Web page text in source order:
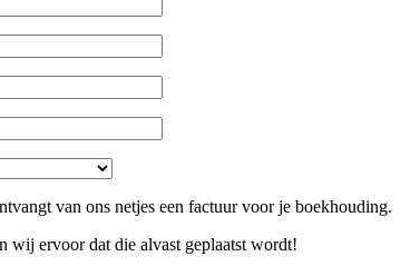
van ons netjes een factuur voor je boekhouding.
wij ervoor dat die alvast geplaatst wordt!